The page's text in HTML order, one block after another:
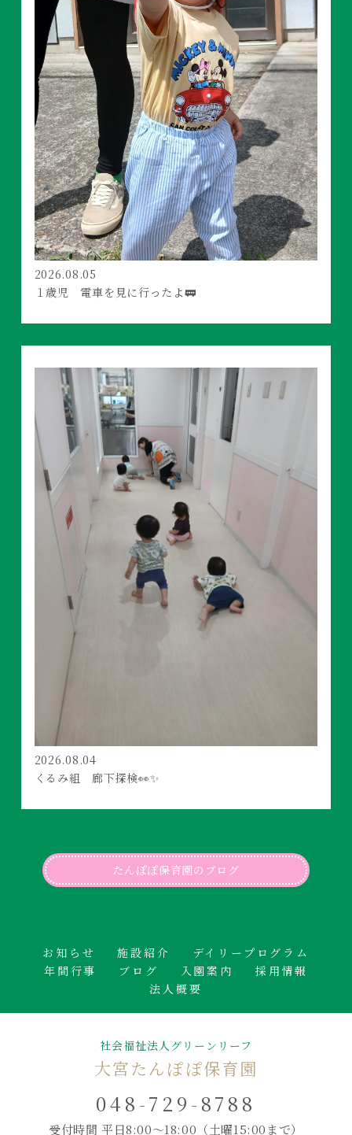
2026.08.05
１歳児 電車を見に行ったよ🚃
2026.08.04
くるみ組 廊下探検👀✨
たんぽぽ保育園のブログ
お知らせ 施設紹介
デイリープログラム
年間行事
ブログ 入園案内
採用情報
法人概要
社会福祉法人グリーンリーフ
大宮たんぽぽ保育園
048-729-8788
受付時間 平日8:00～18:00 （土曜15:00まで）